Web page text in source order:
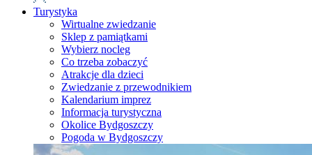
Turystyka
Wirtualne zwiedzanie
Sklep z pamiątkami
Wybierz nocleg
Co trzeba zobaczyć
Atrakcje dla dzieci
Zwiedzanie z przewodnikiem
Kalendarium imprez
Informacja turystyczna
Okolice Bydgoszczy
Pogoda w Bydgoszczy